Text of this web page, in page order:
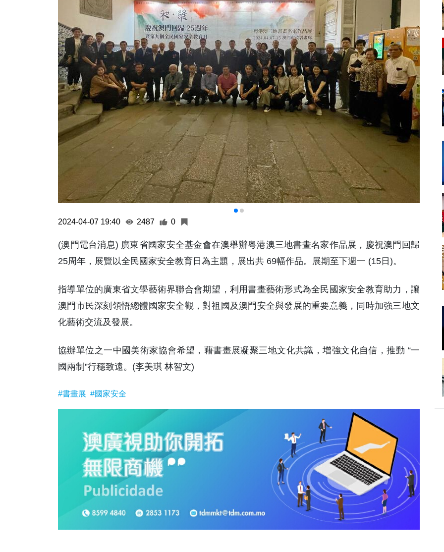
2024-04-07 19:40 2487 0
(澳門電台消息) 廣東省國家安全基金會在澳舉辦粵港澳三地書畫名家作品展，慶祝澳門回歸
25周年，展覽以全民國家安全教育日為主題，展出共 69幅作品。展期至下週一 (15日)。
指導單位的廣東省文學藝術界聯合會期望，利用書畫藝術形式為全民國家安全教育助力，讓
澳門市民深刻領悟總體國家安全觀，對祖國及澳門安全與發展的重要意義，同時加強三地文
化藝術交流及發展。
協辦單位之一中國美術家協會希望，藉書畫展凝聚三地文化共識，增強文化自信，推動 “一
國兩制”行穩致遠。(李美琪 林智文)
#書畫展 #國家安全